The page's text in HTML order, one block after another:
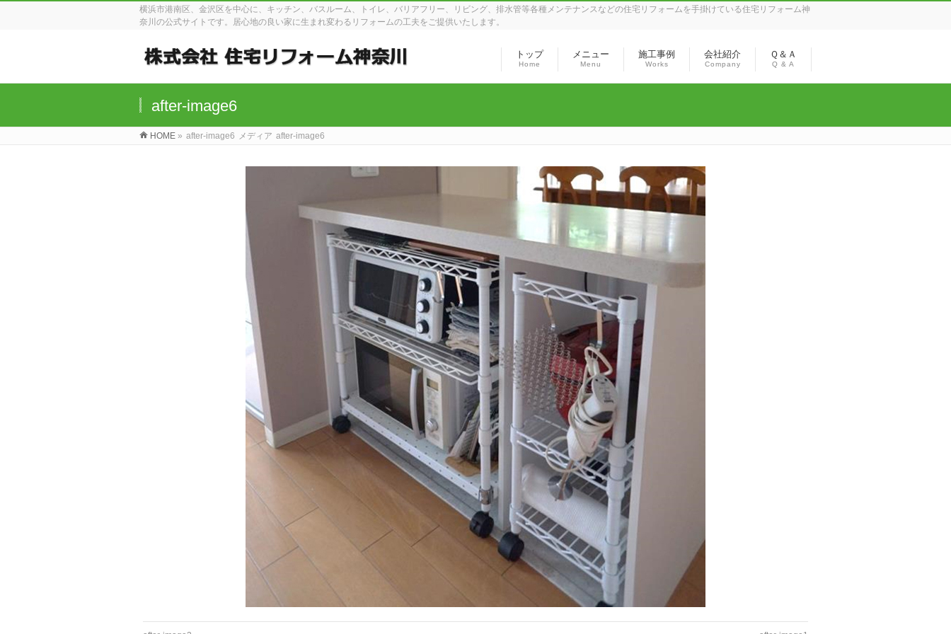
横浜市港南区、金沢区を中心に、キッチン、バスルーム、トイレ、バリアフリー、リビング、排水管等各種メンテナンスなどの住宅リフォームを手掛けている住宅リフォーム神
奈川の公式サイトです。居心地の良い家に生まれ変わるリフォームの工夫をご提供いたします。
トップ
Home
メニュー
Menu
施工事例
Works
会社紹介
Company
Ｑ＆Ａ
Q & A
after-image6
HOME » after-image6 メディア after-image6